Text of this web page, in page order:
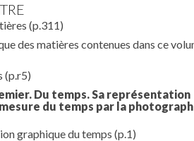
(p.311)
des matières contenues dans ce
(p.r5)
Du temps. Sa représentation
du temps par la
graphique du temps (p.1)